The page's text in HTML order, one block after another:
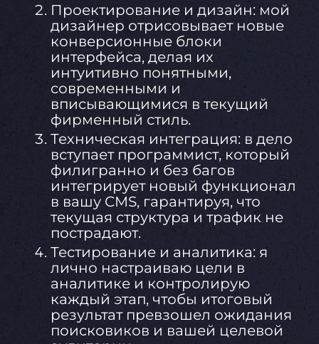
Проектирование и дизайн: мой
дизайнер отрисовывает новые
конверсионные блоки
интерфейса, делая их
интуитивно понятными,
современными и
вписывающимися в текущий
фирменный стиль.
Техническая интеграция: в дело
вступает программист, который
филигранно и без багов
интегрирует новый функционал
в вашу CMS, гарантируя, что
текущая структура и трафик не
пострадают.
Тестирование и аналитика: я
лично настраиваю цели в
аналитике и контролирую
каждый этап, чтобы итоговый
результат превзошел ожидания
поисковиков и вашей целевой